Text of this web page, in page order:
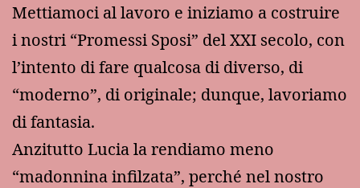
Mettiamoci al lavoro e iniziamo a costruire
i nostri “Promessi Sposi” del XXI secolo, con
l’intento di fare qualcosa di diverso, di
“moderno”, di originale; dunque, lavoriamo
di fantasia.
Anzitutto Lucia la rendiamo meno
“madonnina infilzata”, perché nel nostro